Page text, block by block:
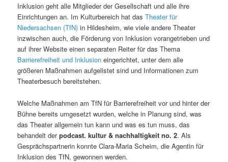
Inklusion geht alle Mitglieder der Gesellschaft und alle ihre
Einrichtungen an. Im Kulturbereich hat dasTheater für
Niedersachsen (TfN) in Hildesheim, wie viele andere Theater
inzwischen auch, die Förderung von Inklusion vorangetrieben und
auf ihrer Website einen separaten Reiter für das Thema
Barrierefreiheit und Inklusion eingerichtet, unter dem alle
größeren Maßnahmen aufgelistet sind und Informationen zum
Theaterbesuch bereitstehen.
Welche Maßnahmen am TfN für Barrierefreiheit vor und hinter der
Bühne bereits umgesetzt wurden, welche in Planung sind, was
das Theater allgemein tun kann und was es tun muss, das
behandelt derpodcast. kultur & nachhaltigkeit no. 2. Als
Gesprächspartnerin konnte Clara-Maria Scheim, die Agentin für
Inklusion des TfN, gewonnen werden.